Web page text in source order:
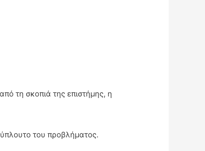
τη σκοπιά της επιστήμης, η
του προβλήματος.